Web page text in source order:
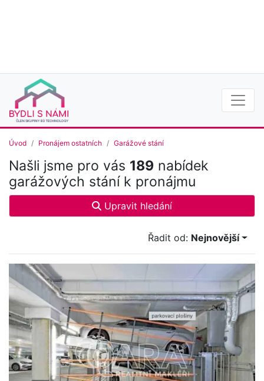
Úvod Pronájem ostatních Garážové stání
Našli jsme pro vás 189 nabídek
garážových stání k pronájmu
Upravit hledání
Řadit od: Nejnovější